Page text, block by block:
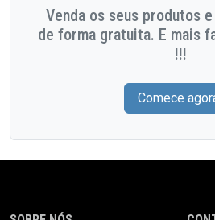
Venda os seus produtos
de forma gratuita. E mais
!!!
Comece